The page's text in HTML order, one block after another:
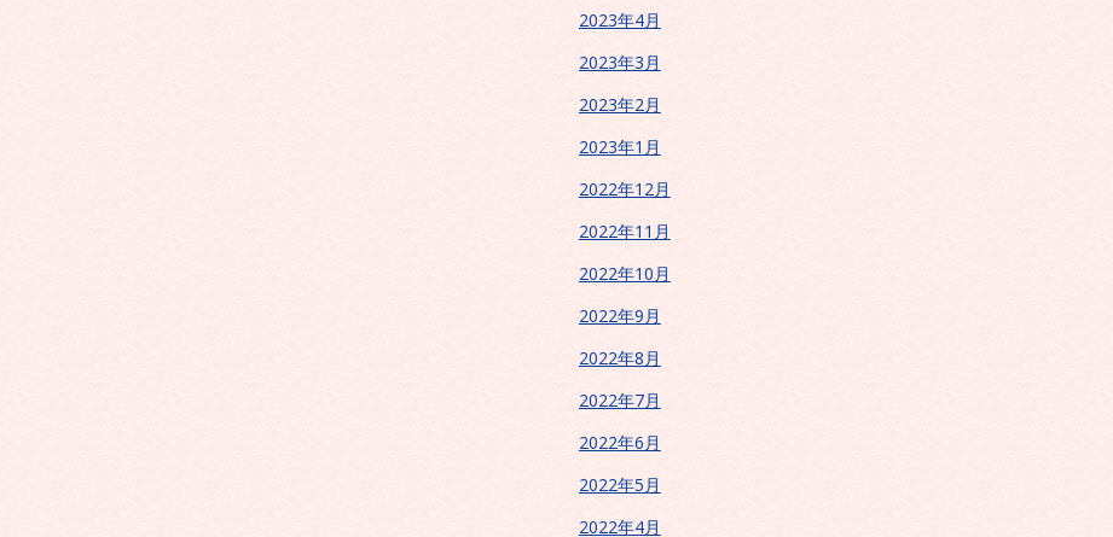
2023年4月
2023年3月
2023年2月
2023年1月
2022年12月
2022年11月
2022年10月
2022年9月
2022年8月
2022年7月
2022年6月
2022年5月
2022年4月